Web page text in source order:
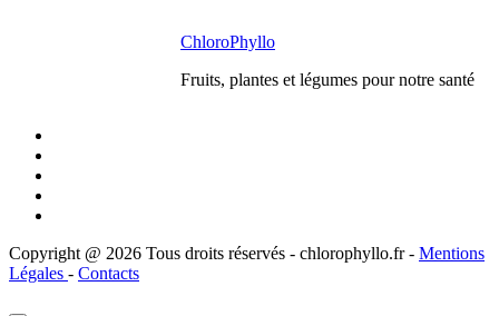
ChloroPhyllo
Fruits, plantes et légumes pour notre santé
Copyright @ 2026 Tous droits réservés - chlorophyllo.fr - Mentions
Légales - Contacts